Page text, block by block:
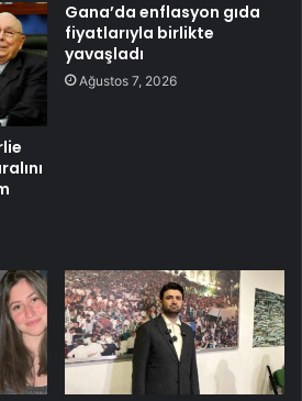
Gana’da enflasyon gıda
fiyatlarıyla birlikte
yavaşladı
Ağustos 7, 2026